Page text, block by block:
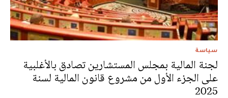
سياسة
لجنة المالية بمجلس المستشارين تصادق بالأغلبية
على الجزء الأول من مشروع قانون المالية لسنة
2025